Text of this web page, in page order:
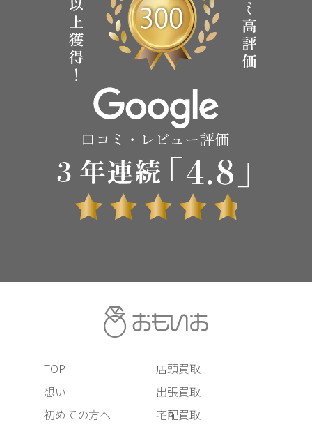
TOP
想い
初めての方へ
店頭買取
出張買取
宅配買取